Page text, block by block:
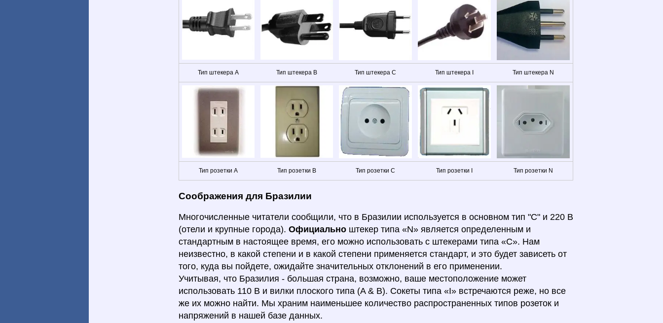
Тип штекера A Тип штекера B Тип штекера C Тип штекера I Тип штекера N
Тип розетки A Тип розетки B Тип розетки C Тип розетки I Тип розетки N
Соображения для Бразилии
Многочисленные читатели сообщили, что в Бразилии используется в основном тип "С" и 220 В
(отели и крупные города). Официально штекер типа «N» является определенным и
стандартным в настоящее время, его можно использовать с штекерами типа «C». Нам
неизвестно, в какой степени и в какой степени применяется стандарт, и это будет зависеть от
того, куда вы пойдете, ожидайте значительных отклонений в его применении.
Учитывая, что Бразилия - большая страна, возможно, ваше местоположение может
использовать 110 В и вилки плоского типа (A & B). Сокеты типа «I» встречаются реже, но все
же их можно найти. Мы храним наименьшее количество распространенных типов розеток и
напряжений в нашей базе данных.